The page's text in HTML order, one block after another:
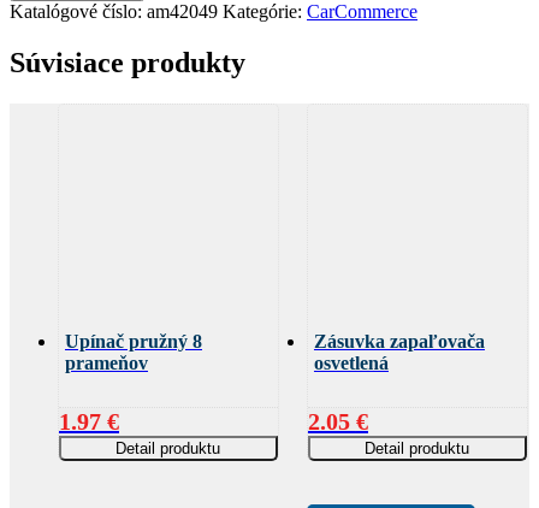
Katalógové číslo: am42049 Kategórie: CarCommerce
Súvisiace produkty
Upínač pružný 8
prameňov
1.97 €
Detail produktu
Zásuvka zapaľovača
osvetlená
2.05 €
Detail produktu